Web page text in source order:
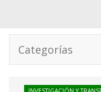
Categorías